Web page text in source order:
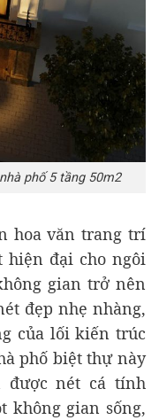
phố 5 tầng 50m2
hoa văn trang trí
hiện đại cho ngôi
gian trở nên
đẹp nhẹ nhàng,
của lối kiến trúc
phố biệt thự này
được nét cá tính
không gian sống,